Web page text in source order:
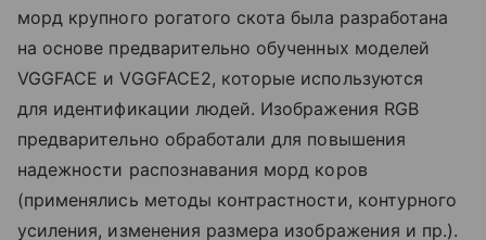
морд крупного рогатого скота была разработана
на основе предварительно обученных моделей
VGGFACE и VGGFACE2, которые используются
для идентификации людей. Изображения RGB
предварительно обработали для повышения
надежности распознавания морд коров
(применялись методы контрастности, контурного
усиления, изменения размера изображения и пр.).